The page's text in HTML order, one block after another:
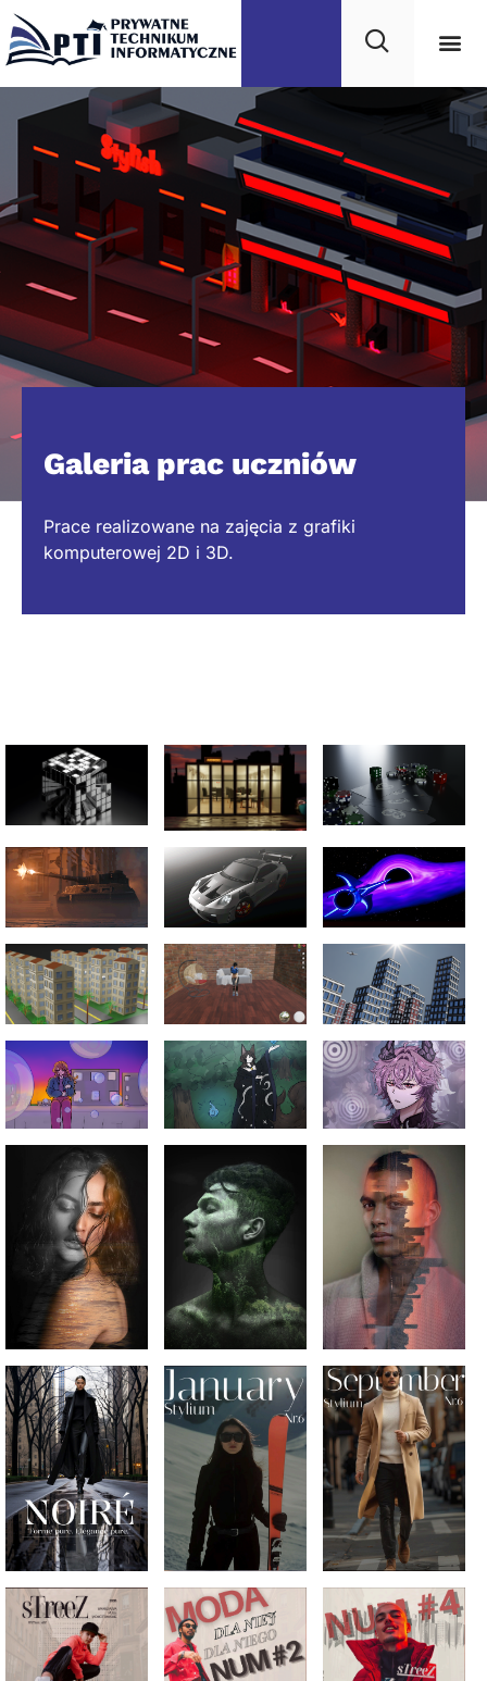
Galeria prac uczniów
Prace realizowane na zajęcia z grafiki
komputerowej 2D i 3D.